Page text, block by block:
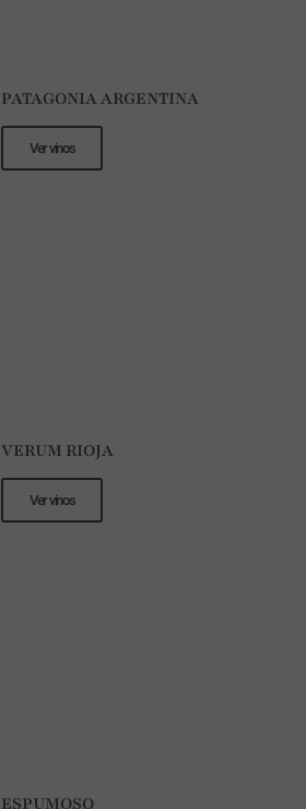
PATAGONIA ARGENTINA
Ver vinos
VERUM RIOJA
Ver vinos
ESPUMOSO